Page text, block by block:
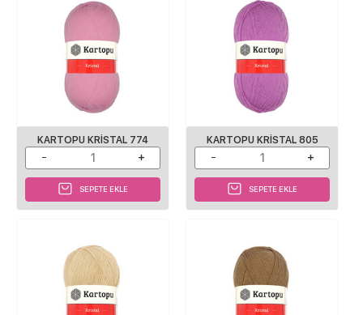
KARTOPU KRISTAL 774
SEPETE EKLE
KARTOPU KRISTAL 805
SEPETE EKLE